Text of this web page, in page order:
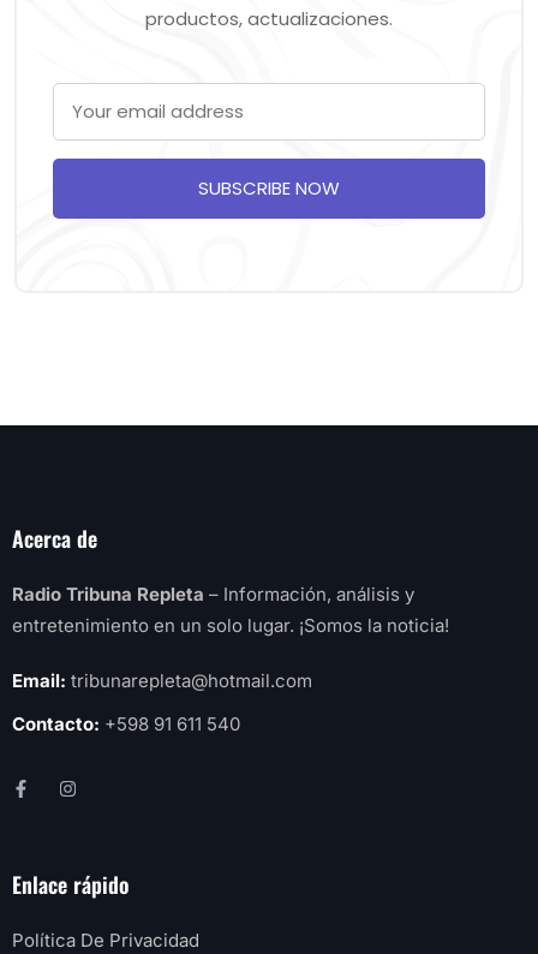
productos, actualizaciones.
SUBSCRIBE NOW
Acerca de
Radio Tribuna Repleta – Información, análisis y
entretenimiento en un solo lugar. ¡Somos la noticia!
Email: tribunarepleta@hotmail.com
Contacto: +598 91 611 540
Enlace rápido
Política De Privacidad